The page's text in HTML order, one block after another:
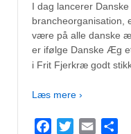
I dag lancerer
brancheorganisation,
være på alle danske
er ifølge Danske Æg
i Frit Fjerkræ godt
Læs mere ›
Facebook
TwitterEmail